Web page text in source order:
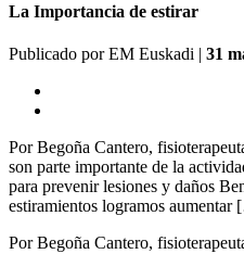
La Importancia de estirar
Publicado porEM Euskadi | 31
Por Begoña Cantero,
son parte importante de la
para prevenir lesiones y daños
estiramientos logramos
Por Begoña Cantero,